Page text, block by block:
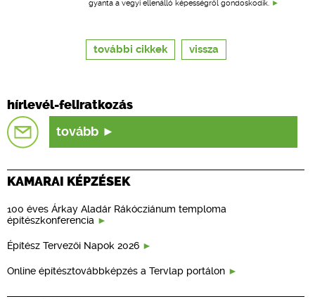
gyanta a vegyi ellenálló képességről gondoskodik.
további cikkek vissza
hírlevél-feliratkozás
tovább
KAMARAI KÉPZÉSEK
100 éves Árkay Aladár Rákócziánum temploma
építészkonferencia
Építész Tervezői Napok 2026
Online építésztovábbképzés a Tervlap portálon